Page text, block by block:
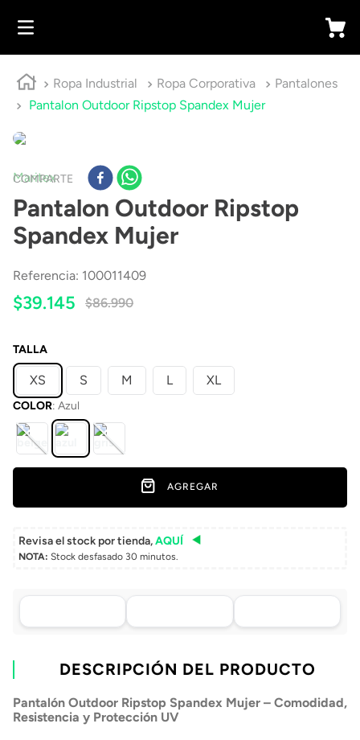
Ropa Industrial Ropa Corporativa
Pantalones
Pantalon Outdoor Ripstop Spandex Mujer
COMPARTE
Maritex
Pantalon Outdoor Ripstop
Spandex Mujer
Referencia: 100011409
$39.145 $86.990
COLOR: Azul
TALLA
XS S M L XL
AGREGAR
Revisa el stock por tienda,AQUÍ
NOTA: Stock desfasado 30 minutos.
Tu compra, directo a
todo Chile
Retiro en tienda sin
Elige tu tienda más
cercana
por WhatsApp
nuestros ejecutivos
DESCRIPCIÓN DEL PRODUCTO
Pantalón Outdoor Ripstop Spandex Mujer – Comodidad,
Resistencia y Protección UV